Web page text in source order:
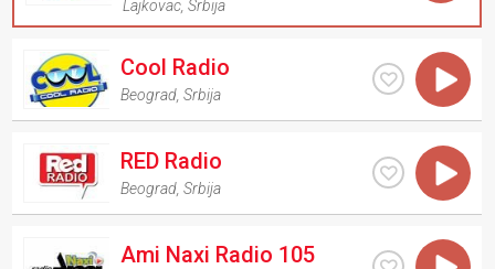
Lajkovac ,Srbija
Cool Radio
Beograd ,Srbija
RED Radio
Beograd ,Srbija
Ami Naxi Radio 105